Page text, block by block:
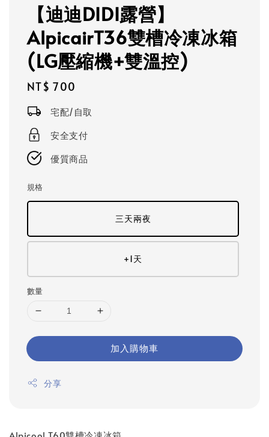
【迪迪DIDI露營】
AlpicairT36雙槽冷凍冰箱
(LG壓縮機+雙溫控)
Regular
NT$ 700
宅配/自取
安全支付
優質商品
規格
三天兩夜
+1天
數量
加入購物車
分享